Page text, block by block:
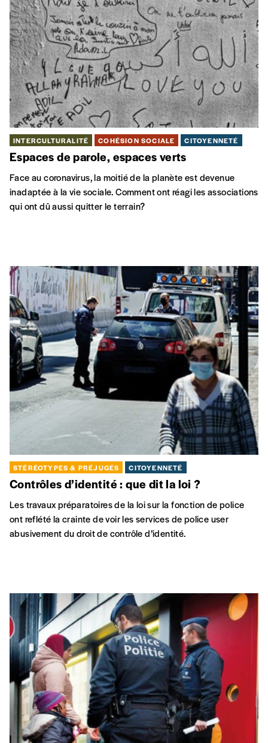
INTERCULTURALITÉ COHÉSION SOCIALE CITOYENNETÉ
Espaces de parole, espaces verts
Face au coronavirus, la moitié de la planète est devenue
inadaptée à la vie sociale. Comment ont réagi les associations
qui ont dû aussi quitter le terrain?
STÉRÉOTYPES & PRÉJUGÉS CITOYENNETÉ
Contrôles d’identité : que dit la loi ?
Les travaux préparatoires de la loi sur la fonction de police
ont reflété la crainte de voir les services de police user
abusivement du droit de contrôle d’identité.